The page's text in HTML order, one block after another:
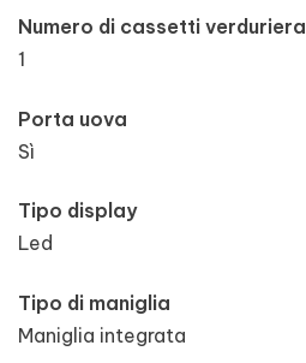
Numero di cassetti verduriera
1
Porta uova
Sì
Tipo display
Led
Tipo di maniglia
Maniglia integrata